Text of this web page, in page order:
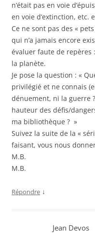
n’était pas en voie
en voie d’extinction, etc.
Ce ne sont pas des «
qui n’a jamais encore
évaluer faute de repères
la planète.
Je pose la question : «
privilégié et ne connais
dénuement, ni la guerre
hauteur des défis/
ma bibliothèque ? »
Suivez la suite de la «
faisant, vous nous
M.B.
M.B.
Répondre ↓
Jean Devos